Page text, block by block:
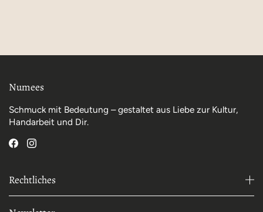
Numees
Schmuck mit Bedeutung – gestaltet aus Liebe zur Kultur,
Handarbeit und Dir.
Rechtliches